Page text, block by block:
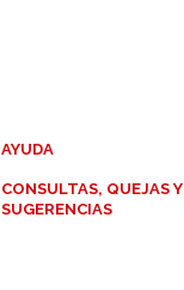
AYUDA
CONSULTAS, QUEJAS Y
SUGERENCIAS